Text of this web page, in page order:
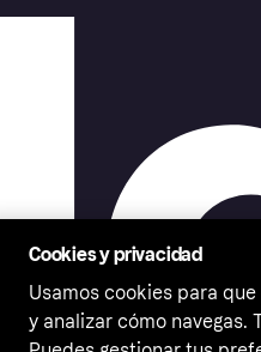
Cookies y privacidad
Usamos cookies para
y analizar cómo